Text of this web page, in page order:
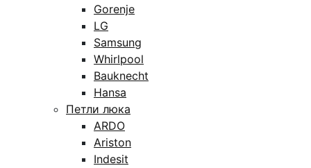
Gorenje
LG
Samsung
Whirlpool
Bauknecht
Hansa
Петли люка
ARDO
Ariston
Indesit